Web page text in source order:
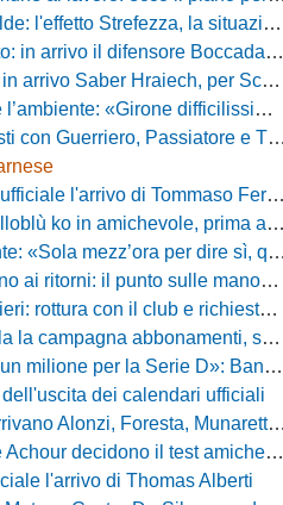
la situazione Segre e i nomi per l'attacco
Boccadamo a titolo temporaneo
Hraiech, per Scappini si attende l'accordo
affascinante e bellissimo: non prometto risultati»
Guerriero, Passiatore e Theodore
l'arrivo di Tommaso Ferraro
amichevole, prima apparizione per Caia
dire sì, qui per costruire una squadra da livello»
il punto sulle manovre del Delfino
con il club e richiesta di cessione
abbonamenti, superata quota 750 tessere
Bandecchi rompe il silenzio sul futuro della Ternana
dei calendari ufficiali
Alonzi, Foresta, Munaretto e Tobia
decidono il test amichevole di Lorica
l'arrivo di Thomas Alberti